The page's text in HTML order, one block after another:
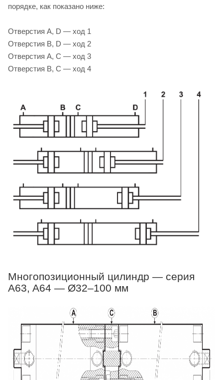
порядке, как показано ниже:
Отверстия A, D — ход 1
Отверстия B, D — ход 2
Отверстия A, C — ход 3
Отверстия B, C — ход 4
Многопозиционный цилиндр — серия
A63, A64 — Ø32–100 мм